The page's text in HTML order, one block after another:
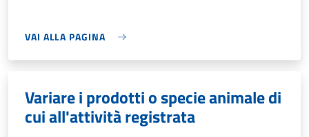
VAI ALLA PAGINA
Variare i prodotti o specie animale di
cui all'attività registrata